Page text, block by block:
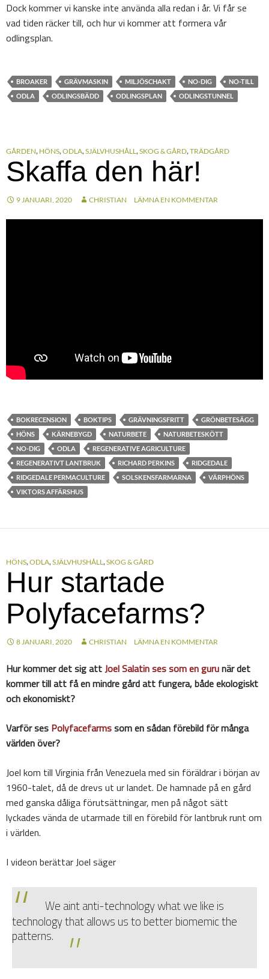
Dock kommer vi kanske inte använda alla redan i år. Vi får se
vad tiden räcker till, och hur vi kommer att formera vår
odlingsplan.
BROAKER GRÄVMASKIN MILJÖSCHAKT NO-DIG
NO-TILL
ODLA
ODLINGSBÄDD ODLINGSPLAN ODLINGSTUNNEL
GÅRDEN, HÖNS,ODLA,SJÄLVHUSHÅLL,SKOG & GÅRD,TRÄDGÅRD
Skaffa den här!
9 JANUARI, 2020 CHRISTIAN LÄMNA EN KOMMENTAR
BOKRECENSION BOKTIPS GRÄVNINGSFRITT
GRÖNBETESÄGG
HÖNS
KÄRNEBYGD NATURBETE
NATURBETESKÖTT
NO-DIG
ODLA
REGENERATIVE AGRICULTURE
REGENERATIVT LANTBRUK
RICHARD PERKINS
RIDGEDALE
RIDGEDALE PERMACULTURE
SOLSKENSFARMARNA
VÄRPHÖNS
VIKTORS AFFÄRSHUS
HÖNS,ODLA,SJÄLVHUSHÅLL,SKOG & GÅRD
Hur startade
Polyfacefarms?
8 JANUARI, 2020 CHRISTIAN LÄMNA EN KOMMENTAR
Hur kommer det sig attJoel Salatin ses som en gurunär det
kommer till att få en mindre gård att fungera, både ekologiskt
och ekonomiskt?
Varför ses Polyfacefarmssom en sådan förebild för många
världen över?
Joel kom till Virginia från Venezuela med sin föräldrar i början av
1960-talet, då de drevs ut ur landet. De hamnade på en gård
med ganska dåliga förutsättningar, men på något sätt
lyckades vända de utarmade till en förebild för lantbruk runt om
i världen.
I videon berättar Joel säger
We aint anti-technology what we like is
technology that allows us to better biomemic the
patterns.